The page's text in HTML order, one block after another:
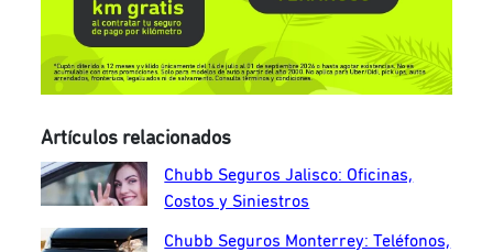
Artículos relacionados
Chubb Seguros Jalisco: Oficinas,
Costos y Siniestros
Chubb Seguros Monterrey: Teléfonos,